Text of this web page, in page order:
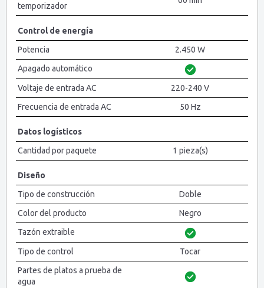
temporizador
Control de energía
Potencia
2.450 W
Apagado automático
Voltaje de entrada AC
220-240 V
Frecuencia de entrada AC
50 Hz
Datos logísticos
Cantidad por paquete
1 pieza(s)
Diseño
Tipo de construcción
Doble
Color del producto
Negro
Tazón extraible
Tipo de control
Tocar
Partes de platos a prueba de
agua